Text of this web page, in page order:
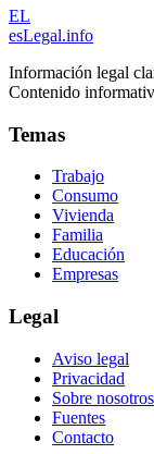
EL
esLegal.info
Información legal
Contenido
Temas
Trabajo
Consumo
Vivienda
Familia
Educación
Empresas
Legal
Aviso legal
Privacidad
Sobre nosotros
Fuentes
Contacto